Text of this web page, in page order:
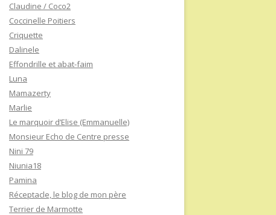
Claudine / Coco2
Coccinelle Poitiers
Criquette
Dalinele
Effondrille et abat-faim
Luna
Mamazerty
Marlie
Le marquoir d’Elise (Emmanuelle)
Monsieur Echo de Centre presse
Nini 79
Niunia18
Pamina
Réceptacle, le blog de mon père
Terrier de Marmotte